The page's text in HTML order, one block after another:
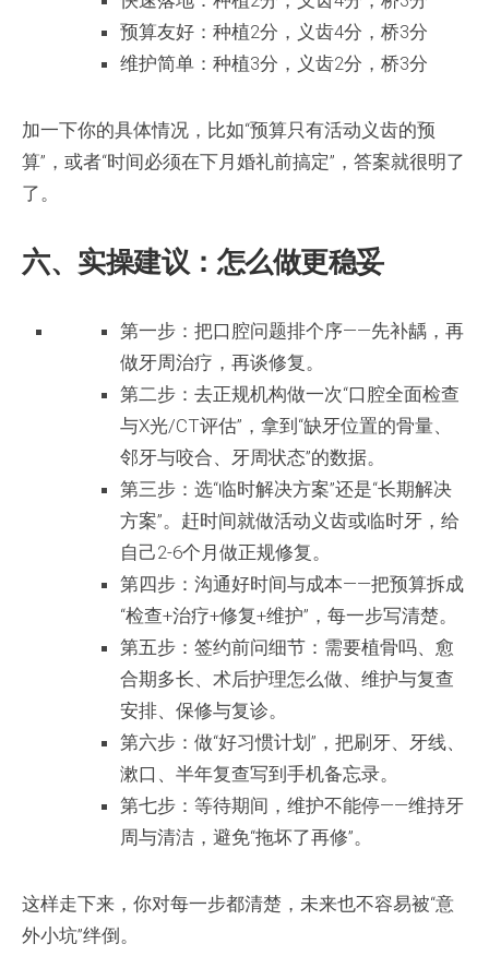
预算友好：种植2分，义齿4分，桥3分
维护简单：种植3分，义齿2分，桥3分
加一下你的具体情况，比如“预算只有活动义齿的预
算”，或者“时间必须在下月婚礼前搞定”，答案就很明了
了。
六、实操建议：怎么做更稳妥
第一步：把口腔问题排个序——先补龋，再
做牙周治疗，再谈修复。
第二步：去正规机构做一次“口腔全面检查
与X光/CT评估”，拿到“缺牙位置的骨量、
邻牙与咬合、牙周状态”的数据。
第三步：选“临时解决方案”还是“长期解决
方案”。赶时间就做活动义齿或临时牙，给
自己2-6个月做正规修复。
第四步：沟通好时间与成本——把预算拆成
“检查+治疗+修复+维护”，每一步写清楚。
第五步：签约前问细节：需要植骨吗、愈
合期多长、术后护理怎么做、维护与复查
安排、保修与复诊。
第六步：做“好习惯计划”，把刷牙、牙线、
漱口、半年复查写到手机备忘录。
第七步：等待期间，维护不能停——维持牙
周与清洁，避免“拖坏了再修”。
这样走下来，你对每一步都清楚，未来也不容易被“意
外小坑”绊倒。